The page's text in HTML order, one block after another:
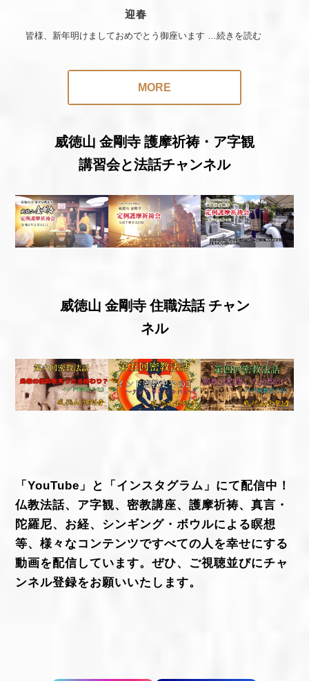
迎春
皆様、新年明けましておめでとう御座います …続きを読む
MORE
威徳山 金剛寺 護摩祈祷・ア字観
講習会と法話チャンネル
威徳山 金剛寺 住職法話 チャン
ネル
「YouTube」と「インスタグラム」にて配信中！
仏教法話、ア字観、密教講座、護摩祈祷、真言・
陀羅尼、お経、シンギング・ボウルによる瞑想
等、様々なコンテンツですべての人を幸せにする
動画を配信しています。ぜひ、ご視聴並びにチャ
ンネル登録をお願いいたします。